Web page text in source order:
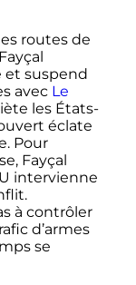
routes de
et suspend
avec Le
les États-
éclate
Pour
Fayçal
intervienne
à contrôler
d’armes
se